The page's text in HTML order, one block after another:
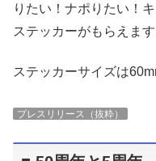
りたい！ナポりたい！
ステッカーがもらえます
ステッカーサイズは
プレスリリース（抜粋）